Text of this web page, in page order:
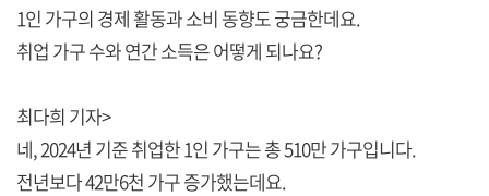
1인 가구의 경제 활동과 소비 동향도 궁금한데요.
취업 가구 수와 연간 소득은 어떻게 되나요?
최다희 기자>
네, 2024년 기준 취업한 1인 가구는 총 510만 가구입니다.
전년보다 42만6천 가구 증가했는데요.